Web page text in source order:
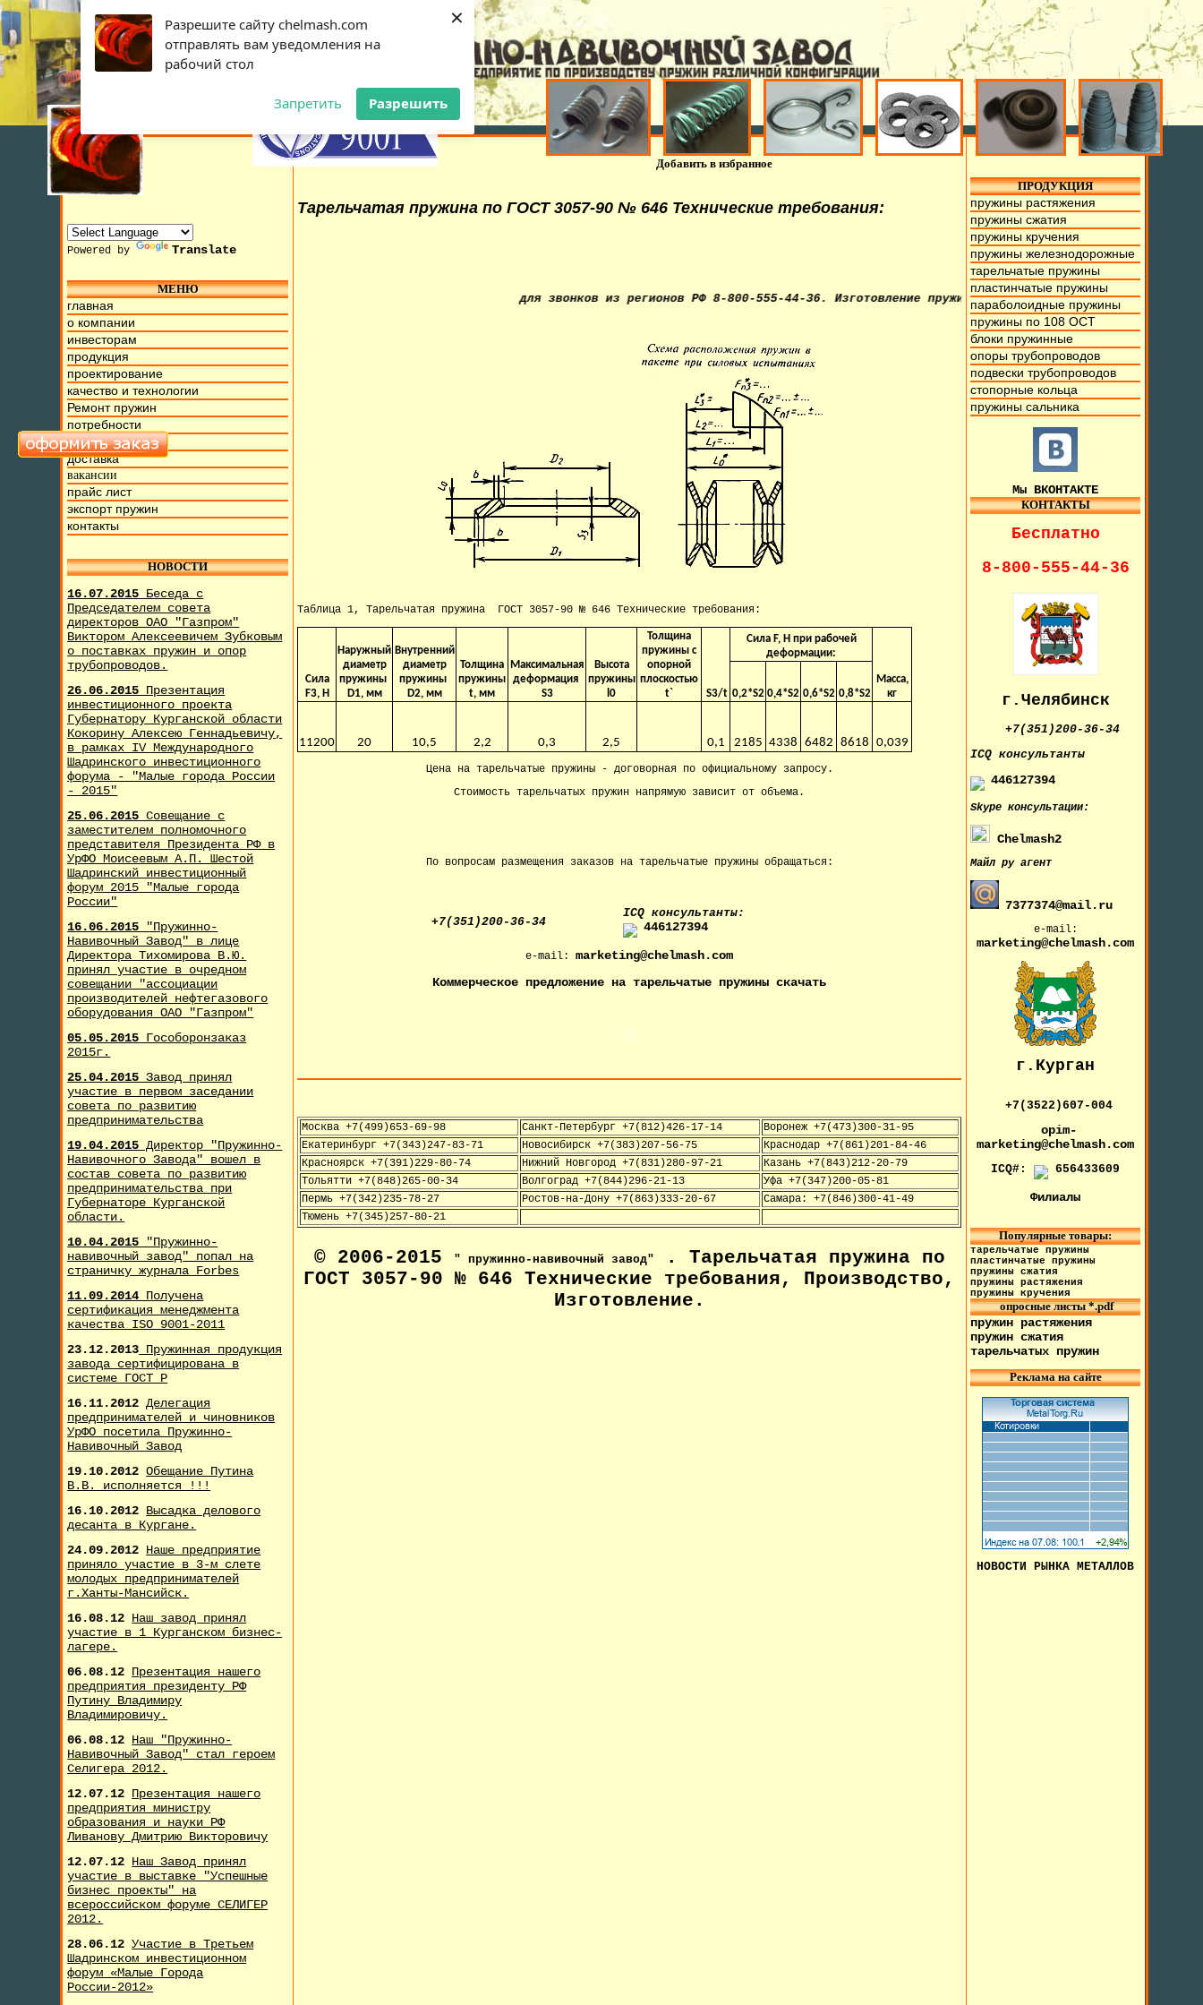
Разрешите сайту chelmash.com
отправлять вам уведомления на
рабочий стол
Запретить Разрешить
×
Добавить в избранное
Powered by Translate
МЕНЮ
главная
о компании
инвесторам
продукция
проектирование
качество и технологии
Ремонт пружин
потребности
фото и видео
доставка
вакансии
прайс лист
экспорт пружин
контакты
НОВОСТИ
16.07.2015 Беседа с
Председателем совета
директоров ОАО "Газпром"
Виктором Алексеевичем Зубковым
о поставках пружин и опор
трубопроводов.
26.06.2015 Презентация
инвестиционного проекта
Губернатору Курганской области
Кокорину Алексею Геннадьевичу,
в рамках IV Международного
Шадринского инвестиционного
форума - "Малые города России
- 2015"
25.06.2015Совещание с
заместителем полномочного
представителя Президента РФ в
УрФО Моисеевым А.П. Шестой
Шадринский инвестиционный
форум 2015 "Малые города
России"
16.06.2015
"Пружинно-
Навивочный Завод" в лице
Директора Тихомирова В.Ю.
принял участие в очредном
совещании "ассоциации
производителей нефтегазового
оборудования ОАО "Газпром"
05.05.2015 Гособоронзаказ
2015г.
25.04.2015 Завод принял
участие в первом заседании
совета по развитию
предпринимательства
19.04.2015 Директор "Пружинно-
Навивочного Завода" вошел в
состав совета по развитию
предпринимательства при
Губернаторе Курганской
области.
10.04.2015 "Пружинно-
навивочный завод" попал на
страничку журнала Forbes
11.09.2014 Получена
сертификация менеджмента
качества ISO 9001-2011
23.12.2013 Пружинная продукция
завода сертифицирована в
системе ГОСТ Р
16.11.2012Делегация
предпринимателей и чиновников
УрФО посетила Пружинно-
Навивочный Завод
19.10.2012Обещание Путина
В.В. исполняется !!!
16.10.2012 Высадка делового
десанта в Кургане.
24.09.2012 Наше предприятие
приняло участие в 3-м слете
молодых предпринимателей
г.Ханты-Мансийск.
16.08.12 Наш завод принял
участие в 1 Курганском бизнес-
лагере.
06.08.12 Презентация нашего
предприятия президенту РФ
Путину Владимиру
Владимировичу.
06.08.12 Наш "Пружинно-
Навивочный Завод" стал героем
Селигера 2012.
12.07.12 Презентация нашего
предприятия министру
образования и науки РФ
Ливанову Дмитрию Викторовичу
12.07.12 Наш Завод принял
участие в выставке "Успешные
бизнес проекты" на
всероссийском форуме СЕЛИГЕР
2012.
28.06.12Участие в Третьем
Шадринском инвестиционном
форум «Малые Города
России-2012»
Тарельчатая пружина по ГОСТ 3057-90 № 646 Технические требования:
Июля 2015г. Мы находимся на ул. Труда, д.17. Бесплатный номер для звонков из регионов РФ 8-800-555-44-36. Изготовление пружин из проволоки от 0,1мм. до 70мм.,
Таблица 1, Тарельчатая пружина ГОСТ 3057-90 № 646 Технические требования:
Сила
F3, H
Наружный
диаметр
пружины
D1, мм
Внутренний
диаметр
пружины
D2, мм
Толщина
пружины
t, мм
Максимальная
деформация
S3
Высота
пружины
l0
Толщина
пружины с
опорной
плоскостью
t`
S3/t
Сила F, H при рабочей
деформации:
Масса,
кг
0,2*S2 0,4*S2 0,6*S2 0,8*S2
11200 20 10,5 2,2 0,3 2,5 0,1 2185 4338 6482 8618 0,039
Цена на тарельчатые пружины - договорная по официальному запросу.
Стоимость тарельчатых пружин напрямую зависит от объема.
По вопросам размещения заказов на тарельчатые пружины обращаться:
+7(351)200-36-34
IСQ консультанты:
446127394
e-mail:marketing@chelmash.com
Коммерческое предложение на тарельчатые пружины скачать
Москва +7(499)653-69-98 Санкт-Петербург +7(812)426-17-14
Воронеж +7(473)300-31-95
Екатеринбург +7(343)247-83-71
Новосибирск +7(383)207-56-75
Краснодар +7(861)201-84-46
Красноярск +7(391)229-80-74
Нижний Новгород +7(831)280-97-21
Казань +7(843)212-20-79
Тольятти +7(848)265-00-34
Волгоград +7(844)296-21-13
Уфа +7(347)200-05-81
Пермь +7(342)235-78-27
Ростов-на-Дону +7(863)333-20-67
Самара: +7(846)300-41-49
Тюмень +7(345)257-80-21
© 2006-2015 " пружинно-навивочный завод"
. Тарельчатая пружина по
ГОСТ 3057-90 № 646 Технические требования, Производство,
Изготовление .
ПРОДУКЦИЯ
пружины растяжения
пружины сжатия
пружины кручения
пружины железнодорожные
тарельчатые пружины
пластинчатые пружины
параболоидные пружины
пружины по 108 ОСТ
блоки пружинные
опоры трубопроводов
подвески трубопроводов
стопорные кольца
пружины сальника
Мы ВКОНТАКТЕ
КОНТАКТЫ
Бесплатно
8-800-555-44-36
г.Челябинск
+7(351)200-36-34
IСQ консультанты
446127394
Skypeконсультации:
Chelmash2
Майл ру агент
7377374@mail.ru
e-mail:
marketing@chelmash.com
г.Курган
+7(3522)607-004
opim-
marketing@chelmash.com
ICQ#: 656433609
Филиалы
Популярные товары:
тарельчатые пружины
пластинчатые пружины
пружины сжатия
пружины растяжения
пружины кручения
опросные листы *.pdf
пружин растяжения
пружин сжатия
тарельчатых пружин
Реклама на сайте
НОВОСТИ РЫНКА МЕТАЛЛОВ